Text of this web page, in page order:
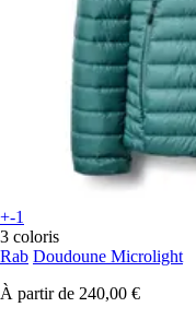
+-1
3 coloris
Rab Doudoune Microlight
À partir de 240,00 €